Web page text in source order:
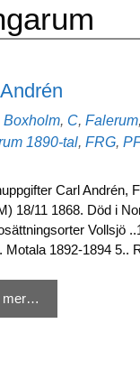
Boxholm, C, Falerum,
Etiketter
1890-tal, FRG,
Carl Andrén,
18/11 1868. Död i
Vollsjö
Motala 1892-1894 5..
mer…